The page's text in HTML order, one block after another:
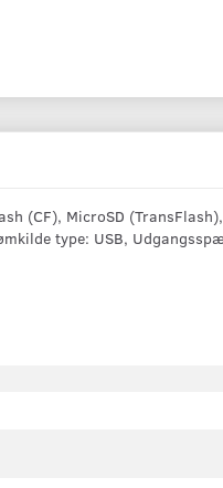
(CF), MicroSD
type: USB,